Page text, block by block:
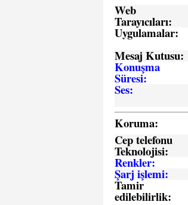
Web
Tarayıcıları:
Uygulamalar:
Mesaj Kutusu:
Konuşma
Süresi:
Ses:
Koruma:
Cep telefonu
Teknolojisi:
Renkler:
Şarj işlemi:
Tamir
edilebilirlik: